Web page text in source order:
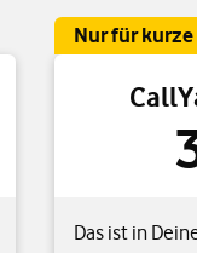
Nur für kurze
Das ist in